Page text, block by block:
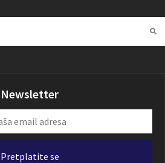
Newsletter
Pretplatite se